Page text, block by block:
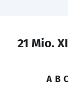
21 Mio.
A B C